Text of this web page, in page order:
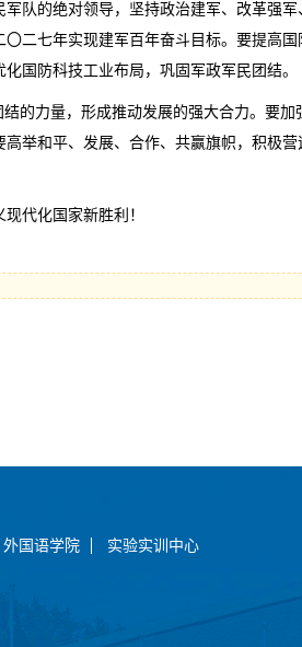
队的绝对领导，坚持政治建军、改革强军
二七年实现建军百年奋斗目标。要提高
国防科技工业布局，巩固军政军民团结。
的力量，形成推动发展的强大合力。要加
举和平、发展、合作、共赢旗帜，积极
代化国家新胜利！
外国语学院 实验实训中心